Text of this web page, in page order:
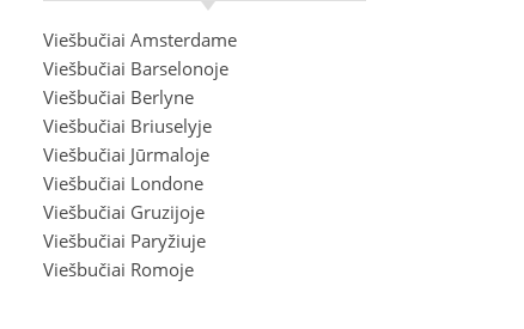
Viešbučiai Amsterdame
Viešbučiai Barselonoje
Viešbučiai Berlyne
Viešbučiai Briuselyje
Viešbučiai Jūrmaloje
Viešbučiai Londone
Viešbučiai Gruzijoje
Viešbučiai Paryžiuje
Viešbučiai Romoje